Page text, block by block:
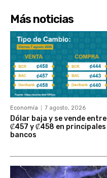
Más noticias
Economía 7 agosto, 2026
Dólar baja y se vende entre
₡457 y ₡458 en principales
bancos